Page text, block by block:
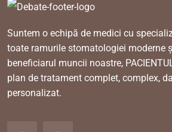
Suntem o echipă de medici cu
toate ramurile stomatologiei moderne
beneficiarul muncii noastre,
plan de tratament complet, complex,
personalizat.